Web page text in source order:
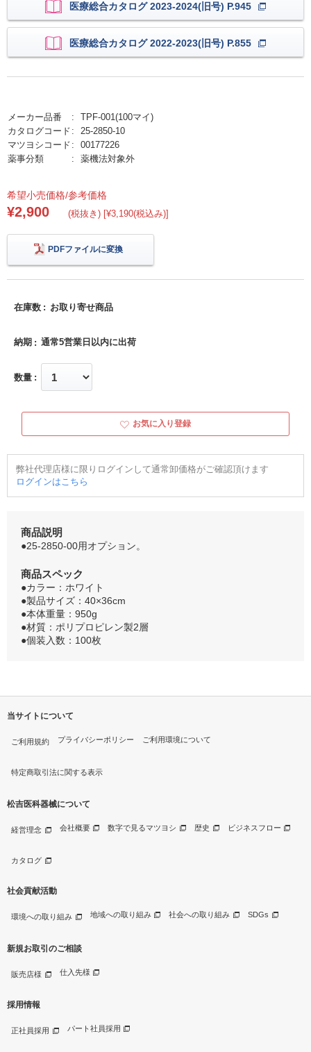
医療総合カタログ 2023-2024(旧号) P.945
医療総合カタログ 2022-2023(旧号) P.855
メーカー品番
TPF-001(100マイ)
カタログコード
25-2850-10
マツヨシコード
00177226
薬事分類
薬機法対象外
希望小売価格/参考価格
¥2,900 (税抜き) [¥3,190(税込み)]
PDFファイルに変換
在庫数 お取り寄せ商品
納期 通常5営業日以内に出荷
数量
お気に入り登録
弊社代理店様に限りログインして通常卸価格がご確認頂けます
ログインはこちら
商品説明
●25-2850-00用オプション。
商品スペック
●カラー：ホワイト
●製品サイズ：40×36cm
●本体重量：950g
●材質：ポリプロピレン製2層
●個装入数：100枚
当サイトについて
ご利用規約 プライバシーポリシー ご利用環境について
特定商取引法に関する表示
松吉医科器械について
経営理念 会社概要 数字で見るマツヨシ 歴史 ビジネスフロー
カタログ
社会貢献活動
環境への取り組み 地域への取り組み 社会への取り組み SDGs
新規お取引のご相談
販売店様 仕入先様
採用情報
正社員採用 パート社員採用